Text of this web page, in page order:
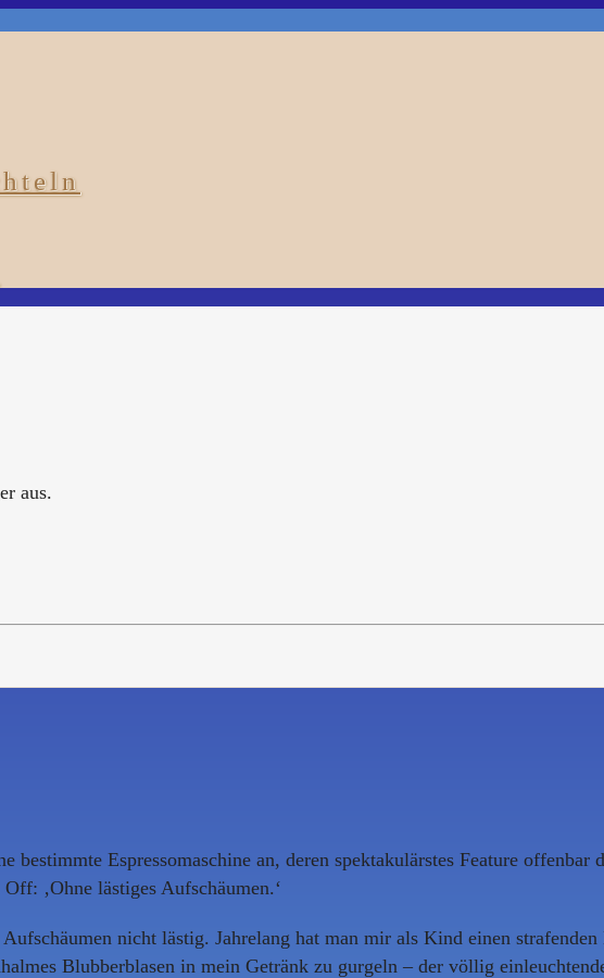
aus.
bestimmte Espressomaschine an, deren spektakulärstes Feature
‚Ohne lästiges Aufschäumen.‘
nicht lästig. Jahrelang hat man mir als Kind einen
Blubberblasen in mein Getränk zu gurgeln – der völlig